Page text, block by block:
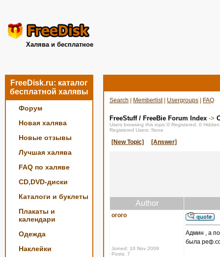
Халява и бесплатное
FreeDisk.ru: каталог
бесплатной халявы
Форум
Новая халява
Новые отзывы
Лучшая халява
FAQ по халяве
CD,DVD-диски
Каталоги и буклеты
Плакаты и
календари
Одежда
Наклейки
Search Memberlist| Usergroups FAQ
FreeStuff / FreeBie Forum Index ->
Users browsing this topic:0 Registered, 0
Registered Users: None
[New Topic] [Answer]
Author
огого
Joined: 10 Nov 2009
Posts: 7
Админ , а
была